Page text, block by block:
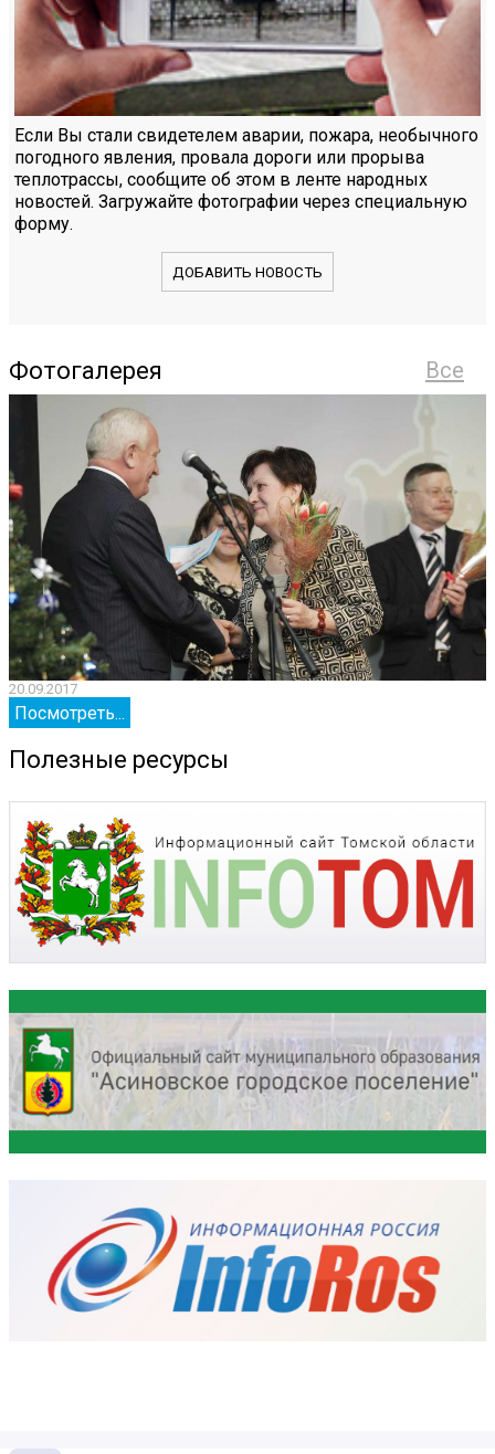
Если Вы стали свидетелем аварии, пожара, необычного
погодного явления, провала дороги или прорыва
теплотрассы, сообщите об этом в ленте народных
новостей. Загружайте фотографии через специальную
форму.
ДОБАВИТЬ НОВОСТЬ
Все
Фотогалерея
20.09.2017
Посмотреть...
Полезные ресурсы